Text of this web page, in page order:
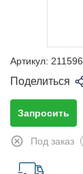
Артикул: 211596
Поделиться
Запросить
Под заказ